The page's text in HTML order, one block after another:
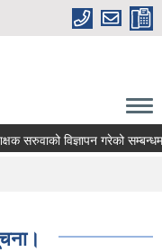
सरुवाको विज्ञापन गरेको सम्बन्धमा